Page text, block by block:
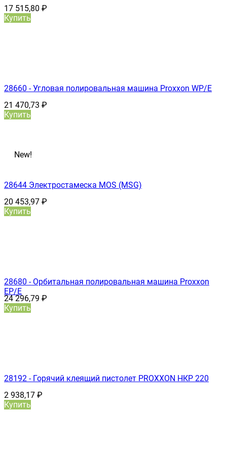
17 515,80 ₽
Купить
28660 - Угловая полировальная машина Proxxon WP/E
21 470,73 ₽
Купить
New!
28644 Электростамеска MOS (MSG)
20 453,97 ₽
Купить
28680 - Орбитальная полировальная машина Proxxon
EP/E
24 296,79 ₽
Купить
28192 - Горячий клеящий пистолет PROXXON НКР 220
2 938,17 ₽
Купить